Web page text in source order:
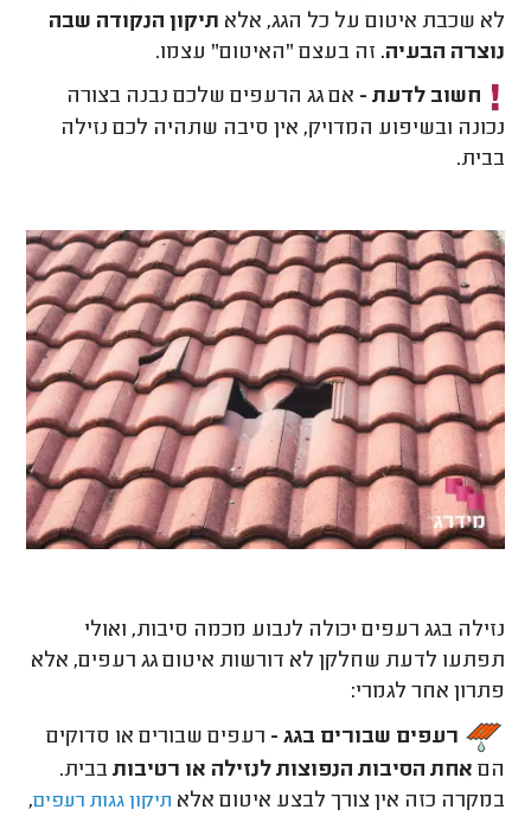
לא שכבת איטום על כל הגג, אלא תיקון הנקודה שבה
נוצרה הבעיה. זה בעצם "האיטום" עצמו.
חשוב לדעת - אם גג הרעפים שלכם נבנה בצורה
נכונה ובשיפוע המדויק, אין סיבה שתהיה לכם נזילה
בבית.
נזילה בגג רעפים יכולה לנבוע מכמה סיבות, ואולי
תפתעו לדעת שחלקן לא דורשות איטום גג רעפים, אלא
פתרון אחר לגמרי:
רעפים שבורים בגג - רעפים שבורים או סדוקים
הם אחת הסיבות הנפוצות לנזילה או רטיבות בבית.
במקרה כזה אין צורך לבצע איטום אלא תיקון גגות רעפים,